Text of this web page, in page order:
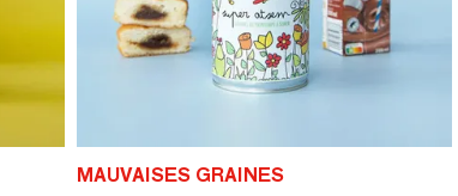
MAUVAISES GRAINES